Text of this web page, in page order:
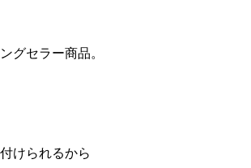
グセラー商品。
けられるから